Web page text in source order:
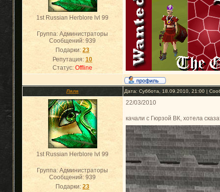
1st Russian Herblore lvl 99
Группа: Администраторы
Сообщений: 939
Подарки: 23
Репутация: 10
Статус: Offline
Ляля Дата: Суббота, 18.09.2010, 21:00 |
1st Russian Herblore lvl 99
Группа: Администраторы
Сообщений: 939
Подарки: 23
22/03/2010
качали с Гюрзой ВК, хотела